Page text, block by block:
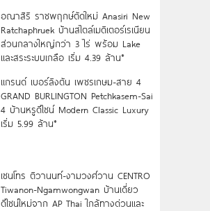
อณาสิริ ราชพฤกษ์ตัดใหม่ Anasiri New
Ratchaphruek บ้านสไตล์เมดิเตอร์เรเนียน
ส่วนกลางใหญ่กว่า 3 ไร่ พร้อม Lake
และสระระบบเกลือ เริ่ม 4.39 ล้าน*
แกรนด์ เบอร์ลิงตัน เพชรเกษม-สาย 4
GRAND BURLINGTON Petchkasem-Sai
4 บ้านหรูดีไซน์ Modern Classic Luxury
เริ่ม 5.99 ล้าน*
เซนโทร ติวานนท์-งามวงศ์วาน CENTRO
Tiwanon-Ngamwongwan บ้านเดี่ยว
ดีไซน์ใหม่จาก AP Thai ใกล้ทางด่วนและ